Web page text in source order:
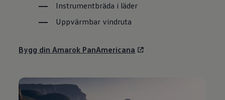
Instrumentbräda i läder
Uppvärmbar vindruta
Bygg din Amarok PanAmericana